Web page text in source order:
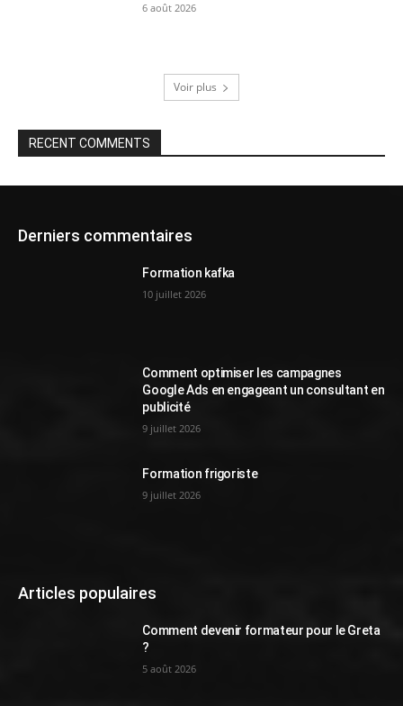
6 août 2026
Voir plus
RECENT COMMENTS
Derniers commentaires
Formation kafka
10 juillet 2026
Comment optimiser les campagnes
Google Ads en engageant un consultant en
publicité
9 juillet 2026
Formation frigoriste
9 juillet 2026
Articles populaires
Comment devenir formateur pour le Greta
?
5 août 2026